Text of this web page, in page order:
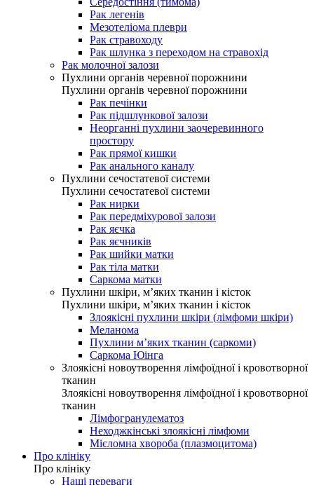
Рак легенів
Мезотеліома плеври
Рак стравоходу
Рак шлунка з переходом на стравохід
Рак молочної залози
Пухлини органів черевної порожнини
Пухлини органів черевної порожнини
Рак печінки
Рак підшлункової залози
Неорганні пухлини заочеревинного
простору
Рак прямої кишки
Рак анального каналу
Пухлини сечостатевої системи
Пухлини сечостатевої системи
Рак нирки
Рак передміхурової залози
Рак яєчка
Рак яєчників
Рак шийки матки
Рак тіла матки
Саркома матки
Пухлини шкіри, м’яких тканин і кісток
Пухлини шкіри, м’яких тканин і кісток
Злоякісні пухлини шкіри (лімфоми шкіри)
Меланома
Пухлини м’яких тканин (саркоми)
Саркома Юінга
Злоякісні новоутворення лімфоїдної і кровотворної
тканин
Злоякісні новоутворення лімфоїдної і кровотворної
тканин
Лімфогранулематоз
Неходжкінські злоякісні лімфоми
Мієломна хвороба (плазмоцитома)
Про клініку
Про клініку
Наші переваги